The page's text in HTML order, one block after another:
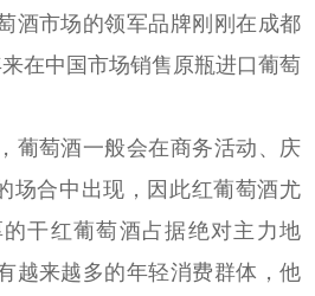
酒市场的领军品牌刚刚在成都
在中国市场销售原瓶进口葡萄
萄酒一般会在商务活动、庆
场合中出现，因此红葡萄酒尤
干红葡萄酒占据绝对主力地
越来越多的年轻消费群体，他